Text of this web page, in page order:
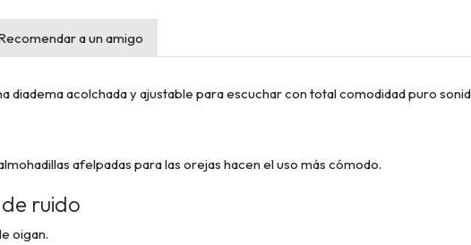
a un amigo
diadema acolchada y ajustable para escuchar con total comodidad puro
afelpadas para las orejas hacen el uso más cómodo.
ruido
oigan.